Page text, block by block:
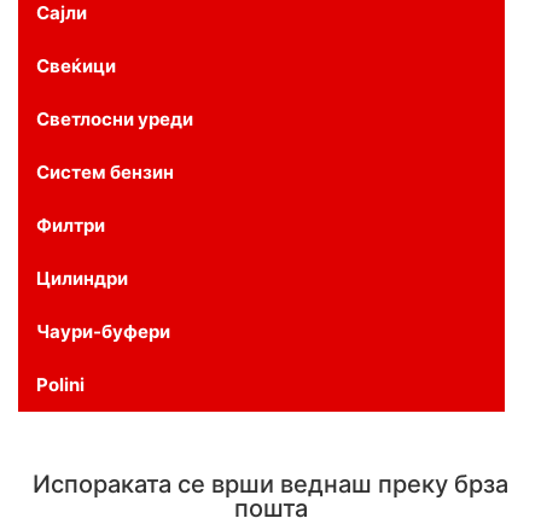
Сајли
Свеќици
Светлосни уреди
Систем бензин
Филтри
Цилиндри
Чаури-буфери
Polini
Испораката се врши веднаш преку брза
пошта